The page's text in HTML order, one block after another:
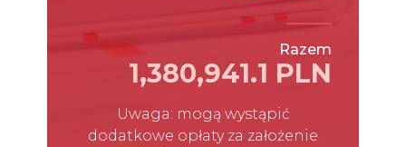
Razem
1,380,941.1 PLN
Uwaga: mogą wystąpić
dodatkowe opłaty za założenie